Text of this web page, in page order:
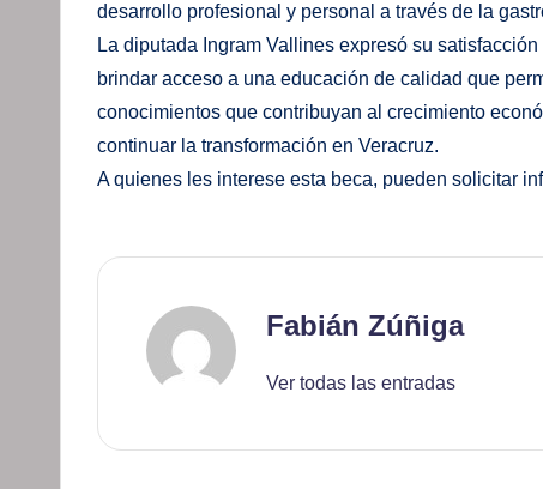
desarrollo profesional y personal a través de la
La diputada Ingram Vallines expresó su
brindar acceso a una educación de calidad que
conocimientos que contribuyan al crecimiento
continuar la transformación en Veracruz.
A quienes les interese esta beca, pueden solicitar
Fabián Zúñiga
Ver todas las entradas